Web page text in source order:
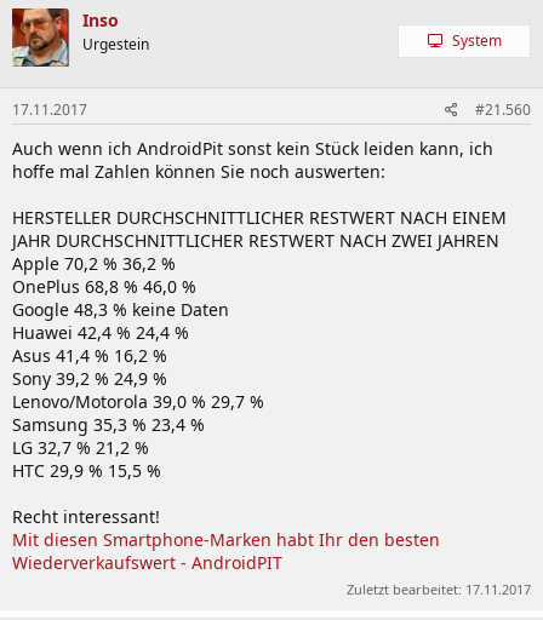
Inso
Urgestein System
17.11.2017 #21.560
Auch wenn ich AndroidPit sonst kein Stück leiden kann, ich
hoffe mal Zahlen können Sie noch auswerten:
HERSTELLER DURCHSCHNITTLICHER RESTWERT NACH EINEM
JAHR DURCHSCHNITTLICHER RESTWERT NACH ZWEI JAHREN
Apple 70,2 % 36,2 %
OnePlus 68,8 % 46,0 %
Google 48,3 % keine Daten
Huawei 42,4 % 24,4 %
Asus 41,4 % 16,2 %
Sony 39,2 % 24,9 %
Lenovo/Motorola 39,0 % 29,7 %
Samsung 35,3 % 23,4 %
LG 32,7 % 21,2 %
HTC 29,9 % 15,5 %
Recht interessant!
Mit diesen Smartphone-Marken habt Ihr den besten
Wiederverkaufswert - AndroidPIT
Zuletzt bearbeitet: 17.11.2017